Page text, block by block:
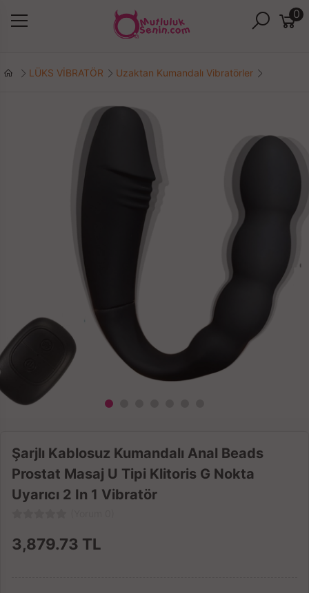
0
LÜKS VİBRATÖR Uzaktan Kumandalı Vibratörler
Şarjlı Kablosuz Kumandalı Anal Beads
Prostat Masaj U Tipi Klitoris G Nokta
Uyarıcı 2 In 1 Vibratör
3,879.73 TL